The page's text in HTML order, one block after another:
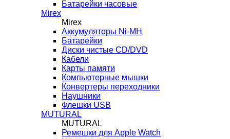
Батарейки часовые
Mirex
Mirex
Аккумуляторы Ni-MH
Батарейки
Диски чистые CD/DVD
Кабели
Карты памяти
Компьютерные мышки
Конвертеры переходники
Наушники
Флешки USB
MUTURAL
MUTURAL
Ремешки для Apple Watch